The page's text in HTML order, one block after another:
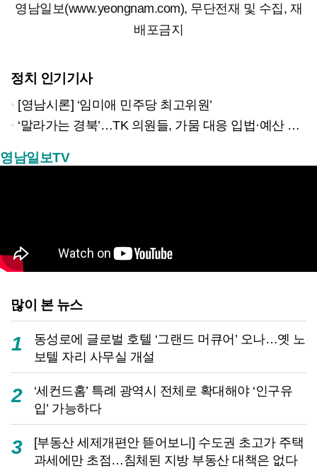
영남일보(www.yeongnam.com), 무단전재 및 수집, 재
배포금지
정치 인기기사
[영남시론] ‘임미애 민주당 최고위원’
‘말라가는 경북’…TK 의원들, 가뭄 대응 입법·예산 확보 나선다
영남일보TV
많이 본 뉴스
1
동성로에 글로벌 호텔 ‘그랜드 머큐어’ 오나…옛 노
보텔 자리 사무실 개설
2
‘세컨드홈’ 특례 광역시 전체로 확대해야 ‘인구유
입’ 가능하다
3
[부동산 세제개편안 뜯어보니] 수도권 초고가 주택
과세에만 초점…침체된 지방 부동산 대책은 없다